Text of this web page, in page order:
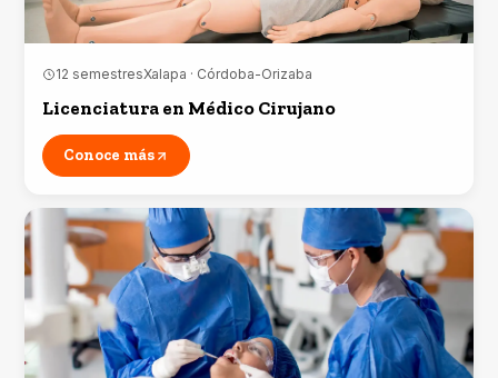
12 semestresXalapa · Córdoba-Orizaba
Licenciatura en Médico Cirujano
Conoce más